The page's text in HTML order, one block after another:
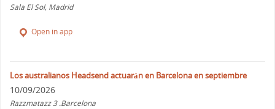
Sala El Sol, Madrid
Open in app
Los australianos Headsend actuarán en Barcelona en septiembre
10/09/2026
Razzmatazz 3 .Barcelona